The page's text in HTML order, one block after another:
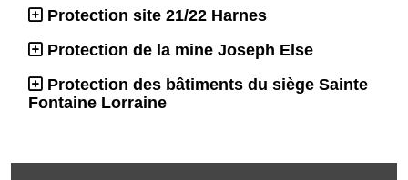
Protection site 21/22 Harnes
Protection de la mine Joseph Else
Protection des bâtiments du siège Sainte
Fontaine Lorraine